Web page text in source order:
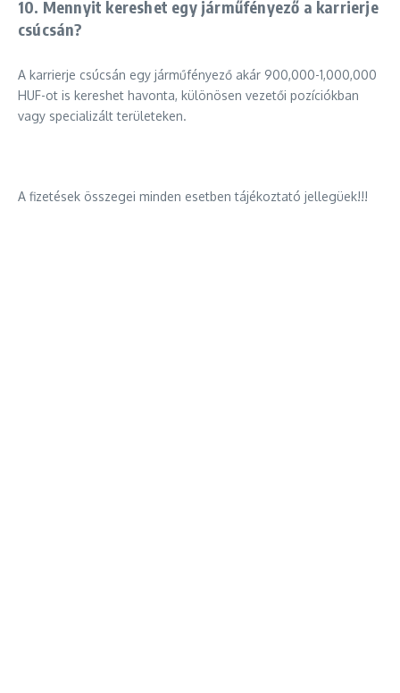
10. Mennyit kereshet egy járműfényező a karrierje
csúcsán?
A karrierje csúcsán egy járműfényező akár 900,000-1,000,000
HUF-ot is kereshet havonta, különösen vezetői pozíciókban
vagy specializált területeken.
A fizetések összegei minden esetben tájékoztató jellegüek!!!